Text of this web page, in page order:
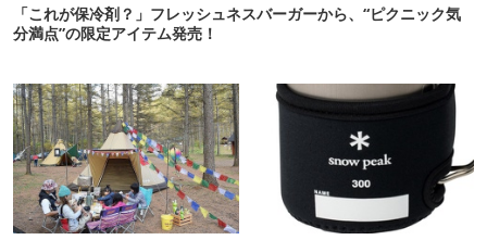
「これが保冷剤？」フレッシュネスバーガーから、“ピクニック気
分満点”の限定アイテム発売！